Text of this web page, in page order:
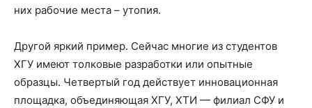
них рабочие места – утопия.
Другой яркий пример. Сейчас многие из студентов
ХГУ имеют толковые разработки или опытные
образцы. Четвертый год действует инновационная
площадка, объединяющая ХГУ, ХТИ — филиал СФУ и